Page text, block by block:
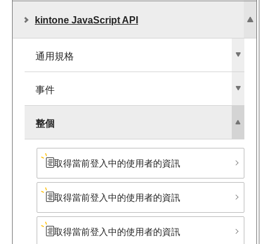
kintone JavaScript API
通用規格
事件
整個
取得當前登入中的使用者的資訊
取得當前登入中的使用者的資訊
取得當前登入中的使用者的資訊